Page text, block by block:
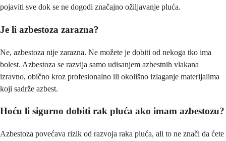
pojaviti sve dok se ne dogodi značajno ožiljavanje pluća.
Je li azbestoza zarazna?
Ne, azbestoza nije zarazna. Ne možete je dobiti od nekoga tko ima
bolest. Azbestoza se razvija samo udisanjem azbestnih vlakana
izravno, obično kroz profesionalno ili okolišno izlaganje materijalima
koji sadrže azbest.
Hoću li sigurno dobiti rak pluća ako imam azbestozu?
Azbestoza povećava rizik od razvoja raka pluća, ali to ne znači da ćete